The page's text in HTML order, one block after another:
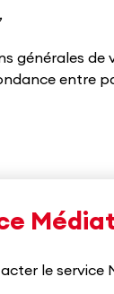
générales de
entre
le service